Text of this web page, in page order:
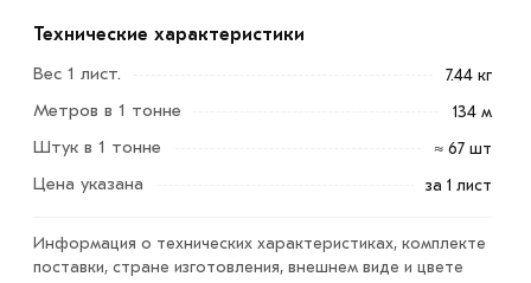
Для приобретения данной позиции, кликните мышкой
«Быстрый заказ»
. Также можете купить позвонив по
контактам указанным на сайте.
Профнастил окрашенныйв интернет-магазине
Технические характеристики
Вес 1 лист.
7.44 кг
Метров в 1 тонне 134 м
Штук в 1 тонне ≈ 67 шт
Цена указана за 1 лист
Информация о технических характеристиках, комплекте
поставки, стране изготовления, внешнем виде и цвете